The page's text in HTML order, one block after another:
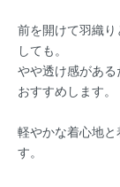
前を開けて羽織
しても。
やや透け感があ
おすすめします。
軽やかな着心地
す。